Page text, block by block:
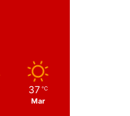
37 ℃
Mar